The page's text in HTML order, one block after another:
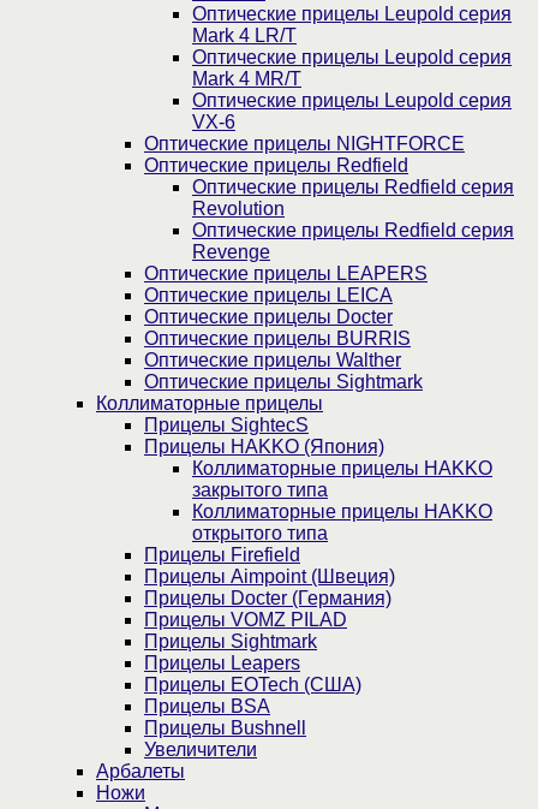
Оптические прицелы Leupold серия
Mark 4 LR/T
Оптические прицелы Leupold серия
Mark 4 MR/T
Оптические прицелы Leupold серия
VX-6
Оптические прицелы NIGHTFORCE
Оптические прицелы Redfield
Оптические прицелы Redfield серия
Revolution
Оптические прицелы Redfield серия
Revenge
Оптические прицелы LEAPERS
Оптические прицелы LEICA
Оптические прицелы Docter
Оптические прицелы BURRIS
Оптические прицелы Walther
Оптические прицелы Sightmark
Коллиматорные прицелы
Прицелы SightecS
Прицелы HAKKO (Япония)
Коллиматорные прицелы HAKKO
закрытого типа
Коллиматорные прицелы HAKKO
открытого типа
Прицелы Firefield
Прицелы Aimpoint (Швеция)
Прицелы Docter (Германия)
Прицелы VOMZ PILAD
Прицелы Sightmark
Прицелы Leapers
Прицелы EOTech (США)
Прицелы BSA
Прицелы Bushnell
Увеличители
Арбалеты
Ножи